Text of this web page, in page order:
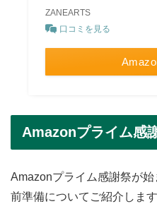
ZANEARTS
口コミを見る
Amazonプライム感
Amazonプライム感謝祭が
前準備についてご紹介しま